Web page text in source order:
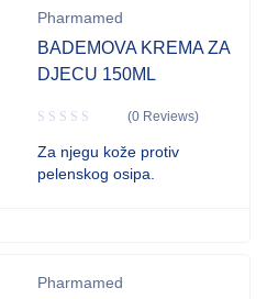
Pharmamed
BADEMOVA KREMA ZA
DJECU 150ML
(0 Reviews)
Za njegu kože protiv
pelenskog osipa.
Pharmamed